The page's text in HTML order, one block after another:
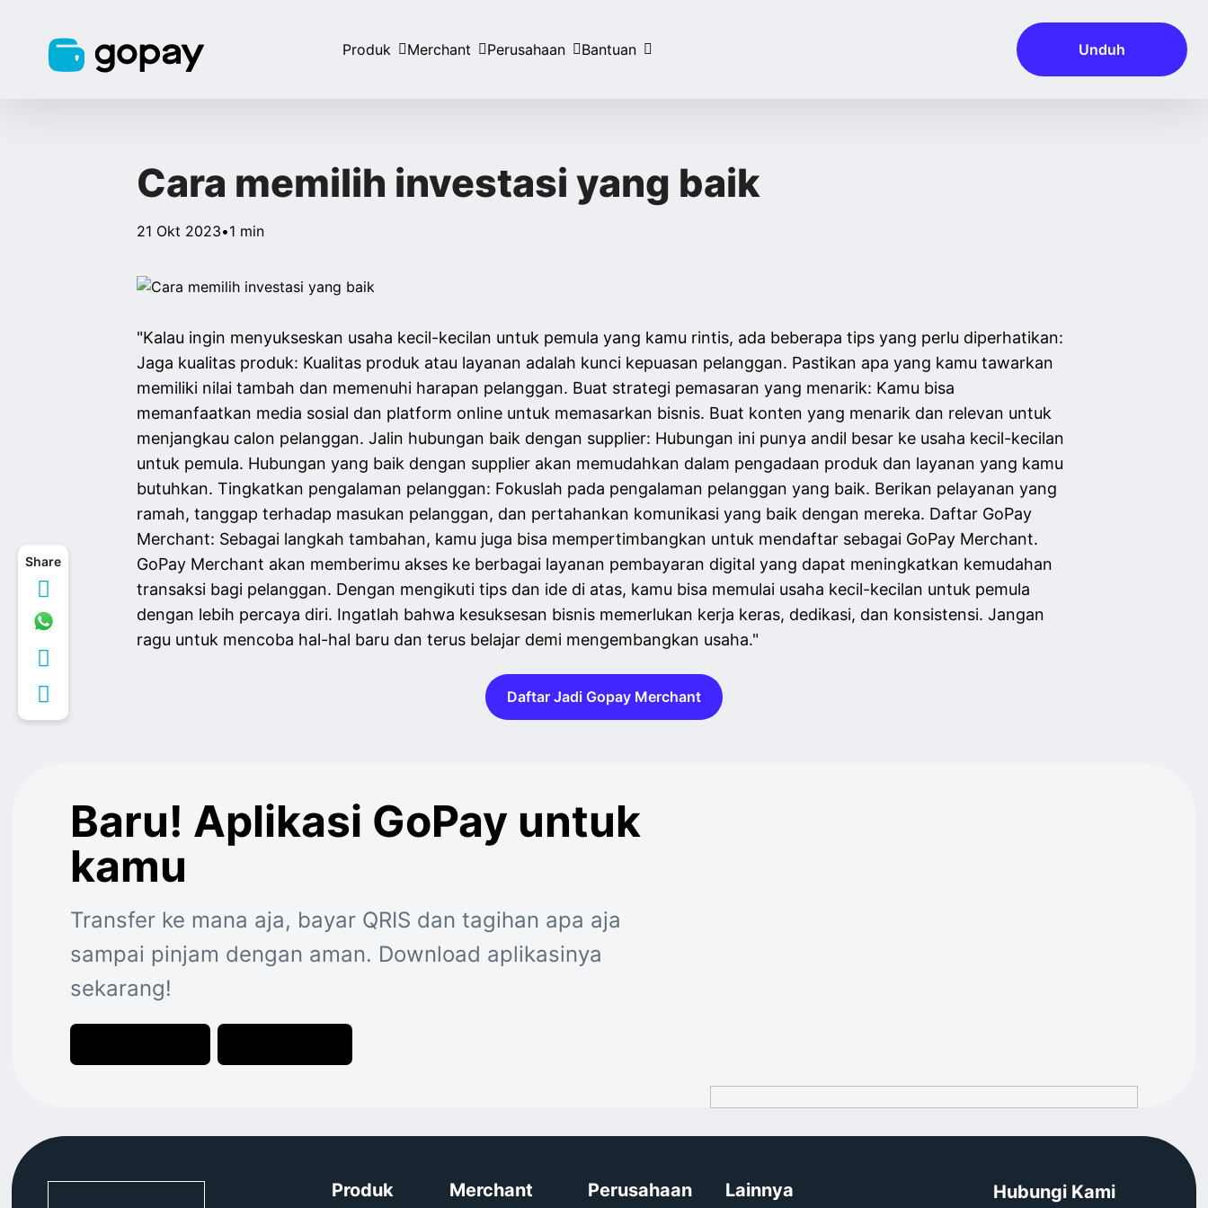
Produk Merchant Perusahaan Bantuan Unduh
Share
Cara memilih investasi yang baik
21 Okt 2023•1 min
"Kalau ingin menyukseskan usaha kecil-kecilan untuk pemula yang kamu rintis, ada beberapa tips yang perlu diperhatikan:
Jaga kualitas produk: Kualitas produk atau layanan adalah kunci kepuasan pelanggan. Pastikan apa yang kamu tawarkan
memiliki nilai tambah dan memenuhi harapan pelanggan. Buat strategi pemasaran yang menarik: Kamu bisa
memanfaatkan media sosial dan platform online untuk memasarkan bisnis. Buat konten yang menarik dan relevan untuk
menjangkau calon pelanggan. Jalin hubungan baik dengan supplier: Hubungan ini punya andil besar ke usaha kecil-kecilan
untuk pemula. Hubungan yang baik dengan supplier akan memudahkan dalam pengadaan produk dan layanan yang kamu
butuhkan. Tingkatkan pengalaman pelanggan: Fokuslah pada pengalaman pelanggan yang baik. Berikan pelayanan yang
ramah, tanggap terhadap masukan pelanggan, dan pertahankan komunikasi yang baik dengan mereka. Daftar GoPay
Merchant: Sebagai langkah tambahan, kamu juga bisa mempertimbangkan untuk mendaftar sebagai GoPay Merchant.
GoPay Merchant akan memberimu akses ke berbagai layanan pembayaran digital yang dapat meningkatkan kemudahan
transaksi bagi pelanggan. Dengan mengikuti tips dan ide di atas, kamu bisa memulai usaha kecil-kecilan untuk pemula
dengan lebih percaya diri. Ingatlah bahwa kesuksesan bisnis memerlukan kerja keras, dedikasi, dan konsistensi. Jangan
ragu untuk mencoba hal-hal baru dan terus belajar demi mengembangkan usaha."
Daftar Jadi Gopay Merchant
Baru! Aplikasi GoPay untuk
kamu
Transfer ke mana aja, bayar QRIS dan tagihan apa aja
sampai pinjam dengan aman. Download aplikasinya
sekarang!
Download
-
Download
-
Produk Merchant Perusahaan Lainnya Hubungi Kami